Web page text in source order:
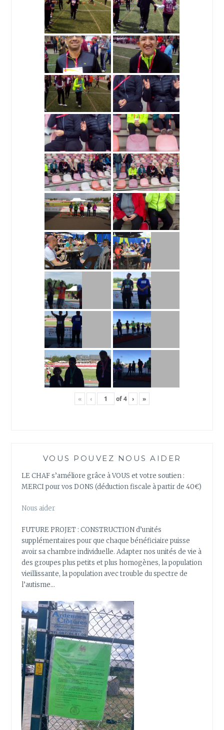
« ‹ of4 › »
VOUS POUVEZ NOUS AIDER
LE CHAF s’améliore grâce à VOUS et votre soutien :
MERCI pour vos DONS (déduction fiscale à partir de 40€)
Nous aider
FUTURE PROJET : CONSTRUCTION d’unités
supplémentaires pour que chaque bénéficiaire puisse
avoir sa chambre individuelle. Adapter nos unités de vie à
des groupes plus petits et plus homogènes, la population
vieillissante, la population avec trouble du spectre de
l’autisme…